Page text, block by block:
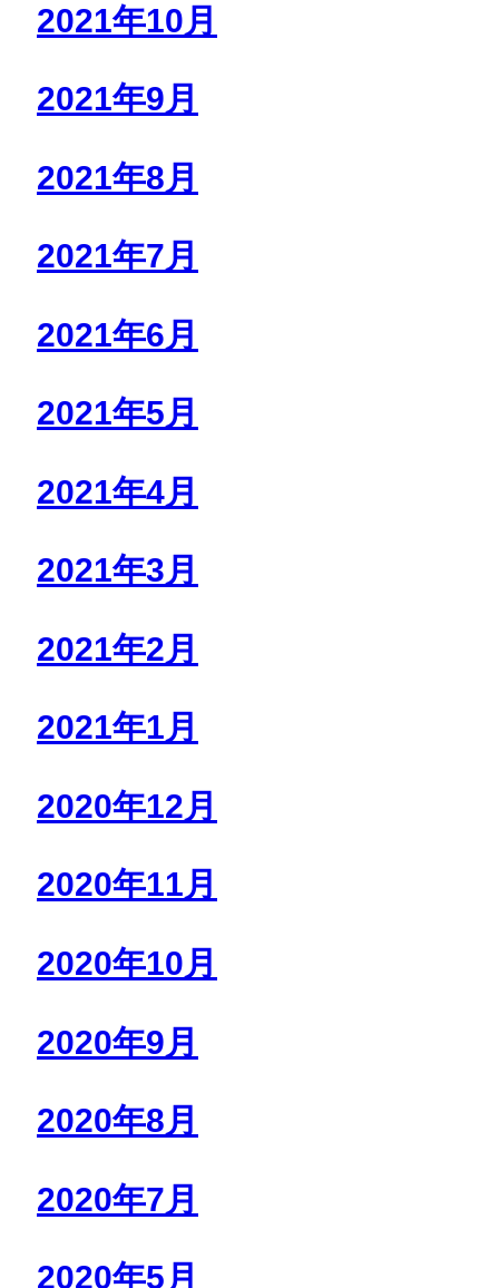
2021年10月
2021年9月
2021年8月
2021年7月
2021年6月
2021年5月
2021年4月
2021年3月
2021年2月
2021年1月
2020年12月
2020年11月
2020年10月
2020年9月
2020年8月
2020年7月
2020年5月